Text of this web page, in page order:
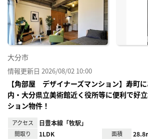
大分市
情報更新日 2026/08/02 10:00
【角部屋 デザイナーズマンション】寿町
内・大分県立美術館近く役所等に便利で好
ション物件！
アクセス 日豊本線「牧駅」
間取り 1LDK 面積